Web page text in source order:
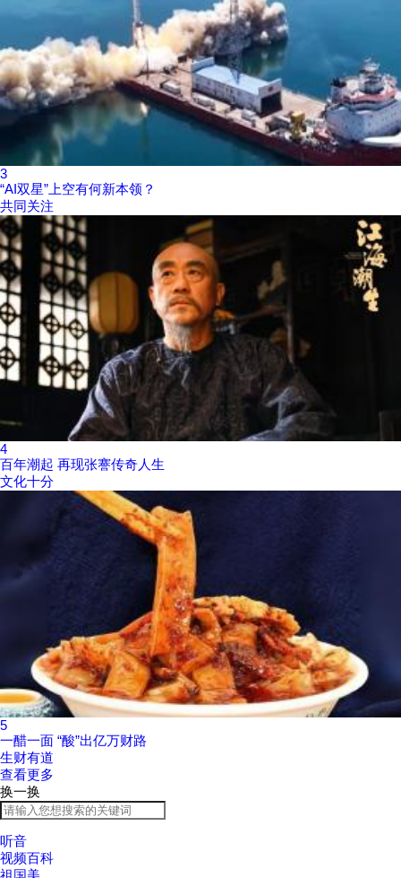
3
“AI双星”上空有何新本领？
共同关注
4
百年潮起 再现张謇传奇人生
文化十分
5
一醋一面 “酸”出亿万财路
生财有道
查看更多
换一换
听音
视频百科
祖国美